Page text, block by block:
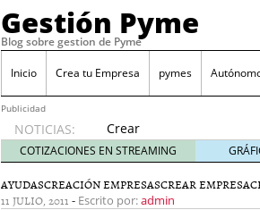
Gestión Pyme
Blog sobre gestion de Pyme
Inicio Crea tu Empresa pymes
Publicidad
NOTICIAS:
Crear
empresa
online vs
proceso
tradicional:
COTIZACIONES EN STREAMING
AYUDASCREACIÓN EMPRESASCREAR EMPRESA
11 JULIO, 2011 - Escrito por:admin